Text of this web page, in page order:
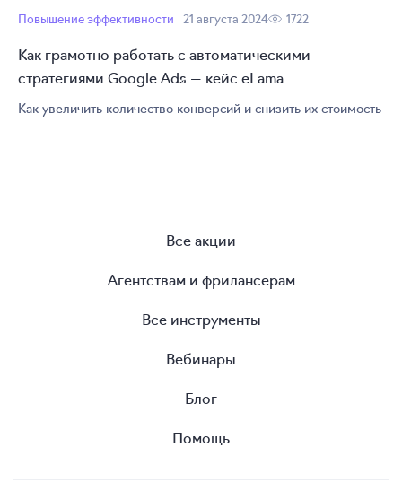
Повышение эффективности 21 августа 2024 1722
Как грамотно работать с автоматическими
стратегиями Google Ads — кейс eLama
Как увеличить количество конверсий и снизить их стоимость
Все акции
Агентствам и фрилансерам
Все инструменты
Вебинары
Блог
Помощь